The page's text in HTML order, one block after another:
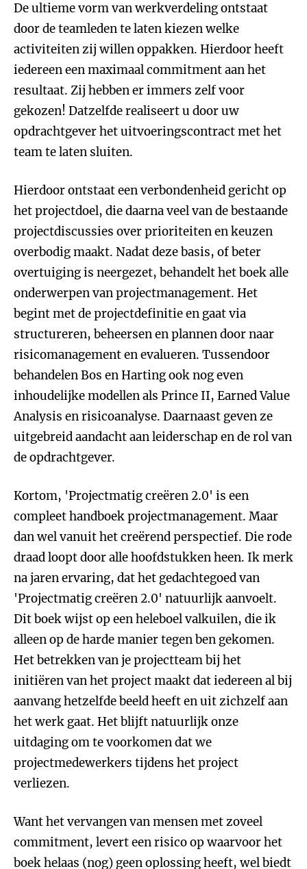
De ultieme vorm van werkverdeling ontstaat
door de teamleden te laten kiezen welke
activiteiten zij willen oppakken. Hierdoor heeft
iedereen een maximaal commitment aan het
resultaat. Zij hebben er immers zelf voor
gekozen! Datzelfde realiseert u door uw
opdrachtgever het uitvoeringscontract met het
team te laten sluiten.
Hierdoor ontstaat een verbondenheid gericht op
het projectdoel, die daarna veel van de bestaande
projectdiscussies over prioriteiten en keuzen
overbodig maakt. Nadat deze basis, of beter
overtuiging is neergezet, behandelt het boek alle
onderwerpen van projectmanagement. Het
begint met de projectdefinitie en gaat via
structureren, beheersen en plannen door naar
risicomanagement en evalueren. Tussendoor
behandelen Bos en Harting ook nog even
inhoudelijke modellen als Prince II, Earned Value
Analysis en risicoanalyse. Daarnaast geven ze
uitgebreid aandacht aan leiderschap en de rol van
de opdrachtgever.
Kortom, 'Projectmatig creëren 2.0' is een
compleet handboek projectmanagement. Maar
dan wel vanuit het creërend perspectief. Die rode
draad loopt door alle hoofdstukken heen. Ik merk
na jaren ervaring, dat het gedachtegoed van
'Projectmatig creëren 2.0' natuurlijk aanvoelt.
Dit boek wijst op een heleboel valkuilen, die ik
alleen op de harde manier tegen ben gekomen.
Het betrekken van je projectteam bij het
initiëren van het project maakt dat iedereen al bij
aanvang hetzelfde beeld heeft en uit zichzelf aan
het werk gaat. Het blijft natuurlijk onze
uitdaging om te voorkomen dat we
projectmedewerkers tijdens het project
verliezen.
Want het vervangen van mensen met zoveel
commitment, levert een risico op waarvoor het
boek helaas (nog) geen oplossing heeft, wel biedt